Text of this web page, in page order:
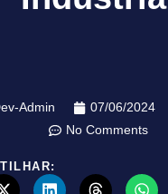
Admin 07/06/2024
No Comments